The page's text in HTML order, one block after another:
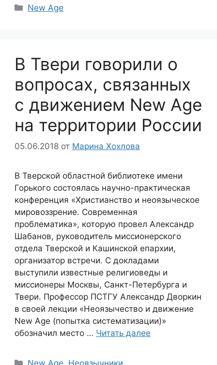
Рубрики
New Age
В Твери говорили о
вопросах, связанных
с движением New Age
на территории России
05.06.2018 от Марина Хохлова
В Тверской областной библиотеке имени
Горького состоялась научно-практическая
конференция «Христианство и неоязыческое
мировоззрение. Современная
проблематика», которую провел Александр
Шабанов, руководитель миссионерского
отдела Тверской и Кашинской епархии,
организатор встречи. С докладами
выступили известные религиоведы и
миссионеры Москвы, Санкт-Петербурга и
Твери. Профессор ПСТГУ Александр Дворкин
в своей лекции «Неоязычество и движение
New Age (попытка систематизации)»
обозначил место … Читать далее
Рубрики
New Age, Неоязычники